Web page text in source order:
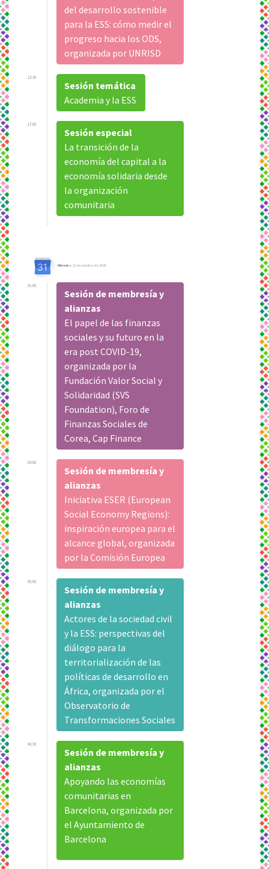
del desarrollo sostenible
para la ESS: cómo medir el
progreso hacia los ODS,
organizada por UNRISD
12:30
Sesión temática
Academia y la ESS
17:00
Sesión especial
La transición de la
economía del capital a la
economía solidaria desde
la organización
comunitaria
Miércoles, 21 de octubre de 2020
01:00
Sesión de membresía y
alianzas
El papel de las finanzas
sociales y su futuro en la
era post COVID-19,
organizada por la
Fundación Valor Social y
Solidaridad (SVS
Foundation), Foro de
Finanzas Sociales de
Corea, Cap Finance
03:00
Sesión de membresía y
alianzas
Iniciativa ESER (European
Social Economy Regions):
inspiración europea para el
alcance global, organizada
por la Comisión Europea
05:00
Sesión de membresía y
alianzas
Actores de la sociedad civil
y la ESS: perspectivas del
diálogo para la
territorialización de las
políticas de desarrollo en
África, organizada por el
Observatorio de
Transformaciones Sociales
06:30
Sesión de membresía y
alianzas
Apoyando las economías
comunitarias en
Barcelona, organizada por
el Ayuntamiento de
Barcelona